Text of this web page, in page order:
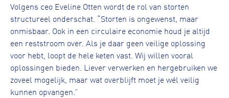
Volgens ceo Eveline Otten wordt de rol van storten
structureel onderschat. “Storten is ongewenst, maar
onmisbaar. Ook in een circulaire economie houd je altijd
een reststroom over. Als je daar geen veilige oplossing
voor hebt, loopt de hele keten vast. Wij willen vooral
oplossingen bieden. Liever verwerken en hergebruiken we
zoveel mogelijk, maar wat overblijft moet je wél veilig
kunnen opvangen.”